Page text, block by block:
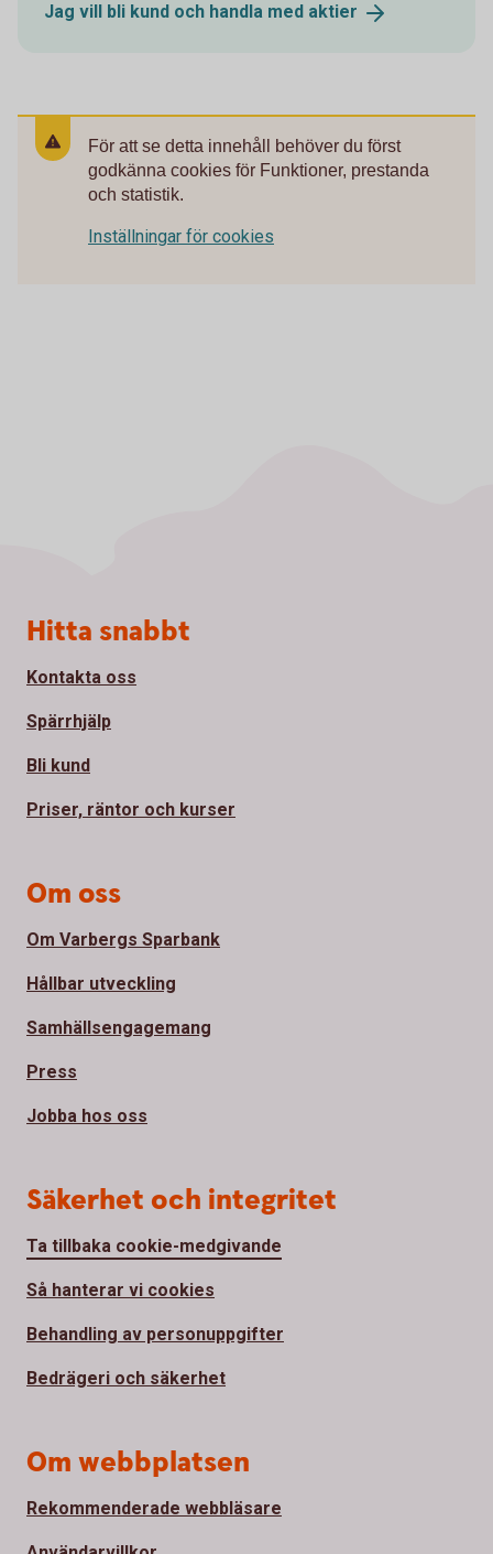
Jag vill bli kund och handla med aktier
För att se detta innehåll behöver du först
godkänna cookies för Funktioner, prestanda
och statistik.
Inställningar för cookies
Sidfot
Hitta snabbt
Kontakta oss
Spärrhjälp
Bli kund
Priser, räntor och kurser
Om oss
Om Varbergs Sparbank
Hållbar utveckling
Samhällsengagemang
Press
Jobba hos oss
Säkerhet och integritet
Ta tillbaka cookie-medgivande
Så hanterar vi cookies
Behandling av personuppgifter
Bedrägeri och säkerhet
Om webbplatsen
Rekommenderade webbläsare